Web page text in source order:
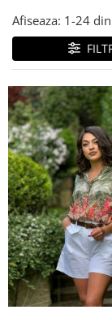
Costume de baie
Afiseaza: 1-24 din